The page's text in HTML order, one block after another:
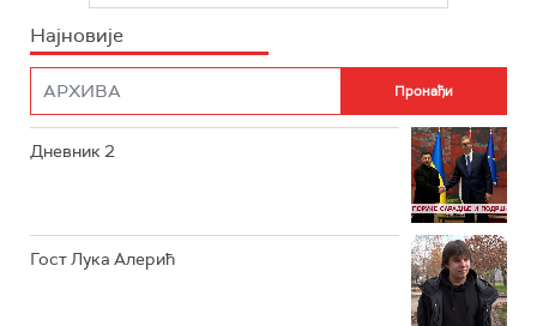
ИНФО
Најновије
Дневник 2
Гост Лука Алерић